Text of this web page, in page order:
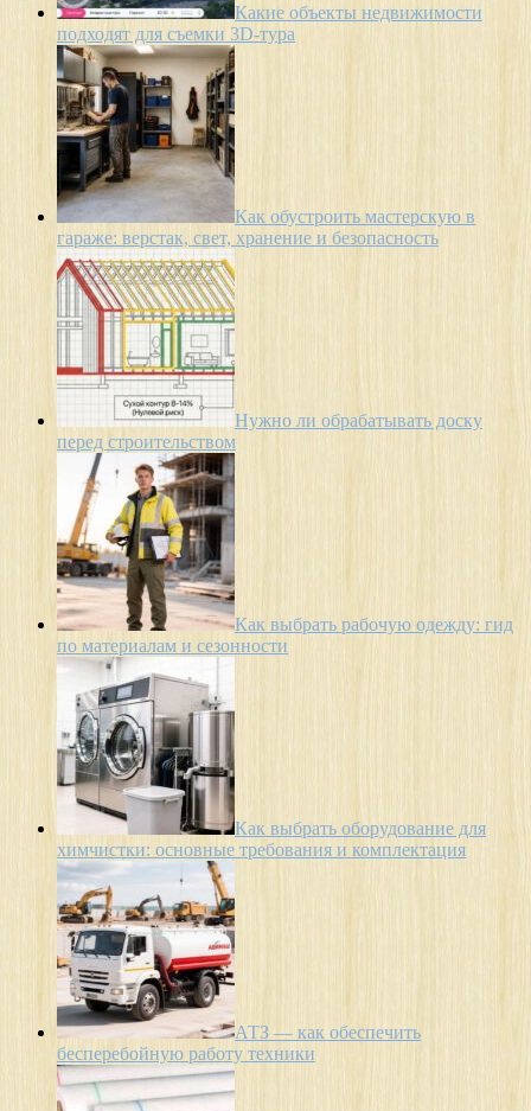
Какие объекты недвижимости
подходят для съемки 3D-тура
Как обустроить мастерскую в
гараже: верстак, свет, хранение и безопасность
Нужно ли обрабатывать доску
перед строительством
Как выбрать рабочую одежду: гид
по материалам и сезонности
Как выбрать оборудование для
химчистки: основные требования и комплектация
АТЗ — как обеспечить
бесперебойную работу техники